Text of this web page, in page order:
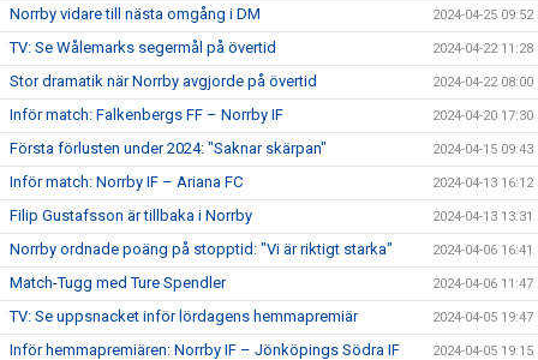
Norrby vidare till nästa omgång i DM 2024-04-25 09:52
TV: Se Wålemarks segermål på övertid 2024-04-22 11:28
Stor dramatik när Norrby avgjorde på övertid 2024-04-22 08:00
Inför match: Falkenbergs FF – Norrby IF 2024-04-20 17:30
Första förlusten under 2024: "Saknar skärpan" 2024-04-15 09:43
Inför match: Norrby IF – Ariana FC 2024-04-13 16:12
Filip Gustafsson är tillbaka i Norrby 2024-04-13 13:31
Norrby ordnade poäng på stopptid: "Vi är riktigt starka" 2024-04-06 16:41
Match-Tugg med Ture Spendler 2024-04-06 11:47
TV: Se uppsnacket inför lördagens hemmapremiär 2024-04-05 19:47
Inför hemmapremiären: Norrby IF – Jönköpings Södra IF 2024-04-05 19:15